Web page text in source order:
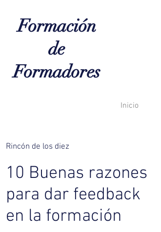
Formación
de
Formadores
Inicio
Rincón de los diez
10 Buenas razones
para dar feedback
en la formación